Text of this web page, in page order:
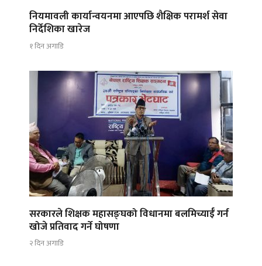
नियमावली कार्यान्वयनमा आएपछि शैक्षिक परामर्श सेवा
निर्देशिका खारेज
१ दिन अगाडि
सरकारले शिक्षक महासङ्घको विधानमा बलमिच्याईँ गर्न
खोजे प्रतिवाद गर्ने घोषणा
२ दिन अगाडि